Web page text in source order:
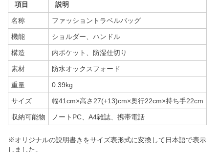
項目 説明
名称 ファッショントラベルバッグ
機能 ショルダー、ハンドル
構造 内ポケット、防湿仕切り
素材 防水オックスフォード
重量 0.39kg
サイズ 幅41cm×高さ27(+13)cm×奥行22cm×持ち手22cm
収納可能物 ノートPC、A4雑誌、携帯電話
※オリジナルの説明書きをサイズ表形式に変換して日本語で表示
しました。